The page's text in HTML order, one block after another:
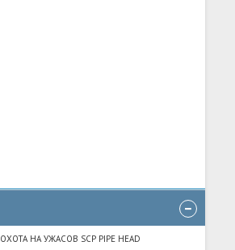
ОХОТА НА УЖАСОВ SCP PIPE HEAD